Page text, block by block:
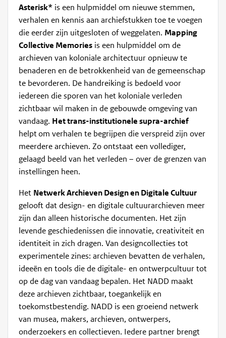
Asterisk* is een hulpmiddel om nieuwe stemmen,
verhalen en kennis aan archiefstukken toe te voegen
die eerder zijn uitgesloten of weggelaten. Mapping
Collective Memories is een hulpmiddel om de
archieven van koloniale architectuur opnieuw te
benaderen en de betrokkenheid van de gemeenschap
te bevorderen. De handreiking is bedoeld voor
iedereen die sporen van het koloniale verleden
zichtbaar wil maken in de gebouwde omgeving van
vandaag. Het trans-institutionele supra-archief
helptom verhalen te begrijpen die verspreid zijn over
meerdere archieven. Zo ontstaat een vollediger,
gelaagd beeld van het verleden – over de grenzen van
instellingen heen.
Het Netwerk Archieven Design en Digitale Cultuur
gelooft dat design- en digitale cultuurarchieven meer
zijn dan alleen historische documenten. Het zijn
levende geschiedenissen die innovatie, creativiteit en
identiteit in zich dragen. Van designcollecties tot
experimentele zines: archieven bevatten de verhalen,
ideeën en tools die de digitale- en ontwerp­cultuur tot
op de dag van vandaag bepalen. Het NADD maakt
deze archieven zichtbaar, toegankelijk en
toekomstbestendig. NADD is een groeiend netwerk
van musea, makers, archieven, ontwerpers,
onderzoekers en collectieven. Iedere partner brengt